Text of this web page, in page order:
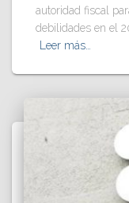
autoridad fiscal
debilidades en el
Leer más…